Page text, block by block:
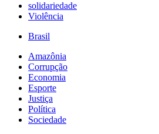
solidariedade
Violência
Brasil
Amazônia
Corrupção
Economia
Esporte
Justiça
Política
Sociedade